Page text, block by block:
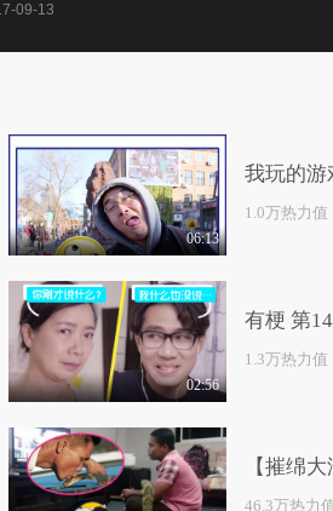
09-13
06:13
我玩的游
1.0万热力值
02:56
有梗 第
1.3万热力值
【摧绵
46.3万热力